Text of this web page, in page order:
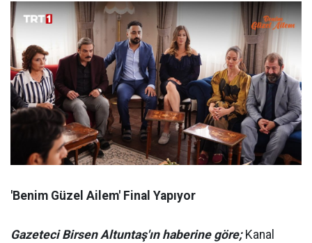
'Benim Güzel Ailem' Final Yapıyor
Gazeteci Birsen Altuntaş'ın haberine göre;Kanal